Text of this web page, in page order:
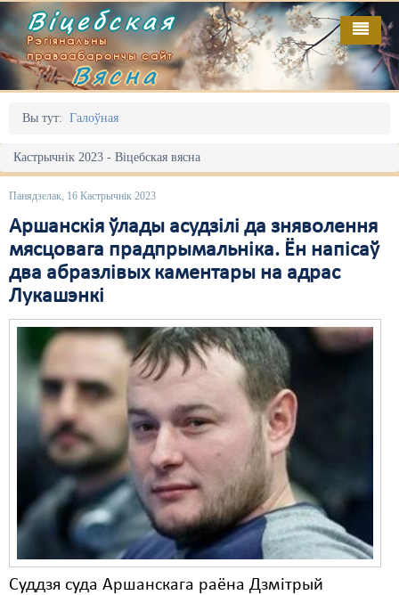
Віцебская
Рэгіянальны
праваабарончы сайт
Вясна
Вы тут: Галоўная
Кастрычнік 2023 - Віцебская вясна
Панядзелак, 16 Кастрычнік 2023
Аршанскія ўлады асудзілі да зняволення
мясцовага прадпрымальніка. Ён напісаў
два абразлівых каментары на адрас
Лукашэнкі
Суддзя суда Аршанскага раёна Дзмітрый
Галоўная
Адміністрацыйны перасьлед
Акцыі
Выбары
Грамадзянскія ініцыятывы
Дзяржава
Дыскрымінацыя
Затрыманьні
Карная псыхіятрыя
КПЧ ААН
Культурныя правы
ЛПП
Мігранты
Мірныя сходы
Выданьні
Відэа
Пра нас
RSS